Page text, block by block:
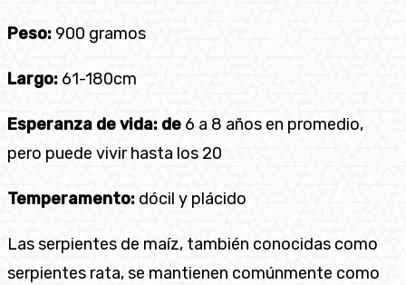
Peso: 900 gramos
Largo: 61-180cm
Esperanza de vida: de 6 a 8 años en promedio,
pero puede vivir hasta los 20
Temperamento: dócil y plácido
Las serpientes de maíz, también conocidas como
serpientes rata, se mantienen comúnmente como